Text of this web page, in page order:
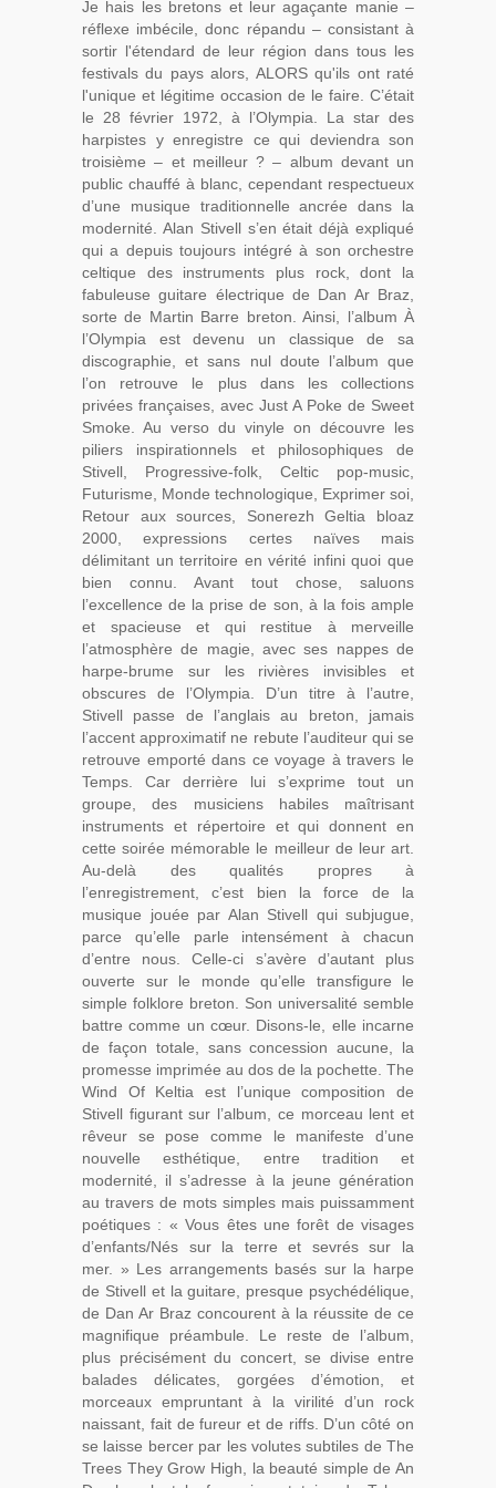
Je hais les bretons et leur agaçante manie –
réflexe imbécile, donc répandu – consistant à
sortir l'étendard de leur région dans tous les
festivals du pays alors, ALORS qu'ils ont raté
l'unique et légitime occasion de le faire. C’était
le 28 février 1972, à l’Olympia. La star des
harpistes y enregistre ce qui deviendra son
troisième – et meilleur ? – album devant un
public chauffé à blanc, cependant respectueux
d’une musique traditionnelle ancrée dans la
modernité. Alan Stivell s’en était déjà expliqué
qui a depuis toujours intégré à son orchestre
celtique des instruments plus rock, dont la
fabuleuse guitare électrique de Dan Ar Braz,
sorte de Martin Barre breton. Ainsi, l’album À
l’Olympia est devenu un classique de sa
discographie, et sans nul doute l’album que
l’on retrouve le plus dans les collections
privées françaises, avec Just A Poke de Sweet
Smoke. Au verso du vinyle on découvre les
piliers inspirationnels et philosophiques de
Stivell, Progressive-folk, Celtic pop-music,
Futurisme, Monde technologique, Exprimer soi,
Retour aux sources, Sonerezh Geltia bloaz
2000, expressions certes naïves mais
délimitant un territoire en vérité infini quoi que
bien connu. Avant tout chose, saluons
l’excellence de la prise de son, à la fois ample
et spacieuse et qui restitue à merveille
l’atmosphère de magie, avec ses nappes de
harpe-brume sur les rivières invisibles et
obscures de l’Olympia. D’un titre à l’autre,
Stivell passe de l’anglais au breton, jamais
l’accent approximatif ne rebute l’auditeur qui se
retrouve emporté dans ce voyage à travers le
Temps. Car derrière lui s’exprime tout un
groupe, des musiciens habiles maîtrisant
instruments et répertoire et qui donnent en
cette soirée mémorable le meilleur de leur art.
Au-delà des qualités propres à
l’enregistrement, c’est bien la force de la
musique jouée par Alan Stivell qui subjugue,
parce qu’elle parle intensément à chacun
d’entre nous. Celle-ci s’avère d’autant plus
ouverte sur le monde qu’elle transfigure le
simple folklore breton. Son universalité semble
battre comme un cœur. Disons-le, elle incarne
de façon totale, sans concession aucune, la
promesse imprimée au dos de la pochette. The
Wind Of Keltia est l’unique composition de
Stivell figurant sur l’album, ce morceau lent et
rêveur se pose comme le manifeste d’une
nouvelle esthétique, entre tradition et
modernité, il s’adresse à la jeune génération
au travers de mots simples mais puissamment
poétiques : « Vous êtes une forêt de visages
d’enfants/Nés sur la terre et sevrés sur la
mer. » Les arrangements basés sur la harpe
de Stivell et la guitare, presque psychédélique,
de Dan Ar Braz concourent à la réussite de ce
magnifique préambule. Le reste de l’album,
plus précisément du concert, se divise entre
balades délicates, gorgées d’émotion, et
morceaux empruntant à la virilité d’un rock
naissant, fait de fureur et de riffs. D’un côté on
se laisse bercer par les volutes subtiles de The
Trees They Grow High, la beauté simple de An